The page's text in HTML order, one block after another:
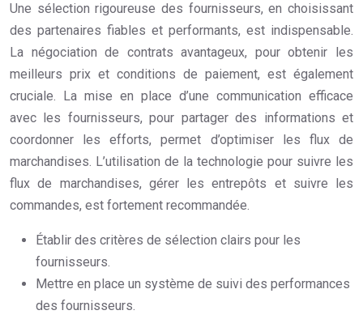
Une sélection rigoureuse des fournisseurs, en choisissant
des partenaires fiables et performants, est indispensable.
La négociation de contrats avantageux, pour obtenir les
meilleurs prix et conditions de paiement, est également
cruciale. La mise en place d’une communication efficace
avec les fournisseurs, pour partager des informations et
coordonner les efforts, permet d’optimiser les flux de
marchandises. L’utilisation de la technologie pour suivre les
flux de marchandises, gérer les entrepôts et suivre les
commandes, est fortement recommandée.
Établir des critères de sélection clairs pour les
fournisseurs.
Mettre en place un système de suivi des performances
des fournisseurs.